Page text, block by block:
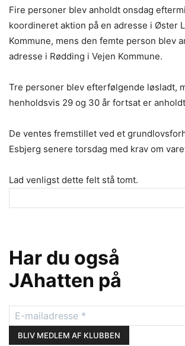
Fire personer blev anholdt onsdag
koordineret aktion på en adresse i Øster
Kommune, mens den femte person blev
adresse i Rødding i Vejen Kommune.
Tre personer blev efterfølgende løsladt,
henholdsvis 29 og 30 år fortsat er
De ventes fremstillet ved et
Esbjerg senere torsdag med krav om
Lad venligst dette felt stå tomt.
Har du også
JAhatten på